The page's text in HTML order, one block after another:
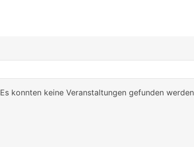
Es konnten keine Veranstaltungen gefunden werden